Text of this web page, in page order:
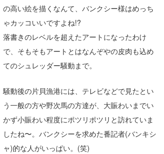
の高い絵を描くなんて、バンクシー様はめっち
ゃカッコいいですよね!?
落書きのレベルを超えたアートになったわけ
で、そもそもアートとはなんぞやの皮肉も込め
てのシュレッダー騒動まで。
騒動後の片貝漁港には、テレビなどで見たとい
う一般の方や野次馬の方達が、大賑わいまでい
かず小賑わい程度にポツリポツリと訪れていま
したね〜。バンクシーを求めた番記者(バンキシ
ャ)的な人がいっぱい。(笑)
小川予報士
上田純子
上條将美
ゴン
米山予報士